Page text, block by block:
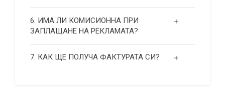
6. ИМА ЛИ КОМИСИОННА ПРИ
ЗАПЛАЩАНЕ НА РЕКЛАМАТА?
7. КАК ЩЕ ПОЛУЧА ФАКТУРАТА СИ?